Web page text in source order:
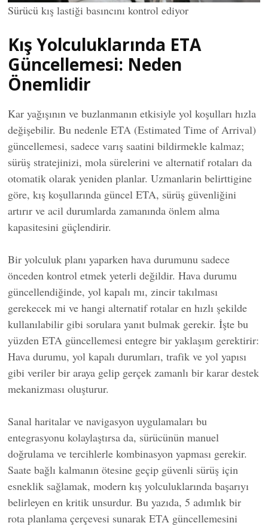
Sürücü kış lastiği basıncını kontrol ediyor
Kış Yolculuklarında ETA
Güncellemesi: Neden
Önemlidir
Kar yağışının ve buzlanmanın etkisiyle yol koşulları hızla
değişebilir. Bu nedenle ETA (Estimated Time of Arrival)
güncellemesi, sadece varış saatini bildirmekle kalmaz;
sürüş stratejinizi, mola sürelerini ve alternatif rotaları da
otomatik olarak yeniden planlar. Uzmanlarin belirttigine
göre, kış koşullarında güncel ETA, sürüş güvenliğini
artırır ve acil durumlarda zamanında önlem alma
kapasitesini güçlendirir.
Bir yolculuk planı yaparken hava durumunu sadece
önceden kontrol etmek yeterli değildir. Hava durumu
güncellendiğinde, yol kapalı mı, zincir takılması
gerekecek mi ve hangi alternatif rotalar en hızlı şekilde
kullanılabilir gibi sorulara yanıt bulmak gerekir. İşte bu
yüzden ETA güncellemesi entegre bir yaklaşım gerektirir:
Hava durumu, yol kapalı durumları, trafik ve yol yapısı
gibi veriler bir araya gelip gerçek zamanlı bir karar destek
mekanizması oluşturur.
Sanal haritalar ve navigasyon uygulamaları bu
entegrasyonu kolaylaştırsa da, sürücünün manuel
doğrulama ve tercihlerle kombinasyon yapması gerekir.
Saate bağlı kalmanın ötesine geçip güvenli sürüş için
esneklik sağlamak, modern kış yolculuklarında başarıyı
belirleyen en kritik unsurdur. Bu yazıda, 5 adımlık bir
rota planlama çerçevesi sunarak ETA güncellemesini